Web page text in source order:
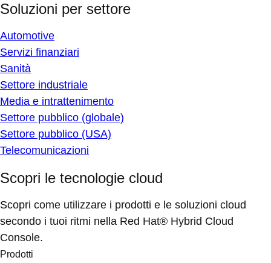
Soluzioni per settore
Automotive
Servizi finanziari
Sanità
Settore industriale
Media e intrattenimento
Settore pubblico (globale)
Settore pubblico (USA)
Telecomunicazioni
Scopri le tecnologie cloud
Scopri come utilizzare i prodotti e le soluzioni cloud
secondo i tuoi ritmi nella Red Hat® Hybrid Cloud
Console.
Prodotti